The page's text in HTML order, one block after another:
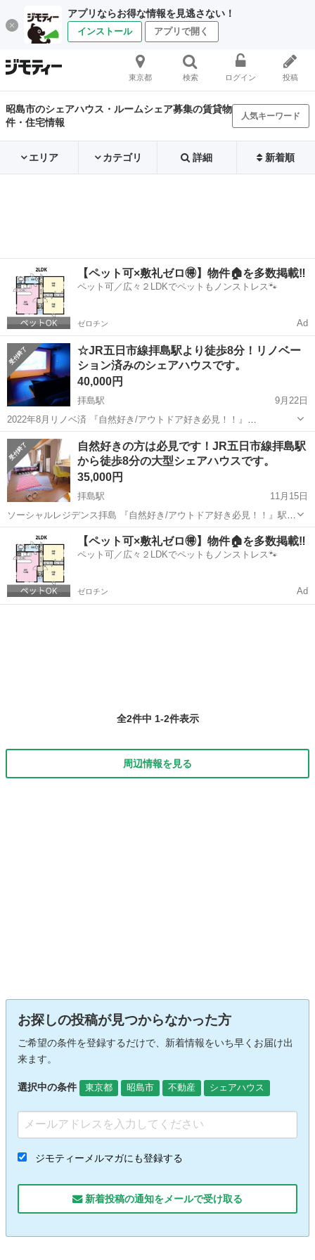
アプリならお得な情報を見逃さない！
インストール アプリで開く
東京都 検索 ログイン 投稿
昭島市のシェアハウス・ルームシェア募集の賃貸物
件・住宅情報
人気キーワード
エリア カテゴリ 詳細 新着順
【ペット可×敷礼ゼロ🉐】物件🏠を多数掲載‼️
ペット可／広々２LDKでペットもノンストレス🐾
ゼロチン Ad
☆JR五日市線拝島駅より徒歩8分！リノベー
ション済みのシェアハウスです。
40,000円
拝島駅
9月22日
2022年8月リノベ済 『自然好き/アウトドア好き必見！！』
https://www.tokyoroomfinder.com/view/guest-house/social-residence-
haijima&langu...
東京 昭島市 拝島駅 シェアハウス 徒歩
自然好きの方は必見です！JR五日市線拝島駅
から徒歩8分の大型シェアハウスです。
35,000円
拝島駅
11月15日
ソーシャルレジデンス拝島 『自然好き/アウトドア好き必見！！』駅徒
歩8分、乗り換えなしで立川まで11分/八王子まで13分/新宿まで38分！
162全室ベランダ付のシングルルームと12畳のSOHOルーム6室！
https:/...
拝島駅 シェアハウス 徒歩
【ペット可×敷礼ゼロ🉐】物件🏠を多数掲載‼️
ペット可／広々２LDKでペットもノンストレス🐾
ゼロチン Ad
全2件中 1-2件表示
周辺情報を見る
お探しの投稿が見つからなかった方
ご希望の条件を登録するだけで、新着情報をいち早くお届け出
来ます。
選択中の条件 東京都 昭島市 不動産 シェアハウス
ジモティーメルマガにも登録する
新着投稿の通知をメールで受け取る